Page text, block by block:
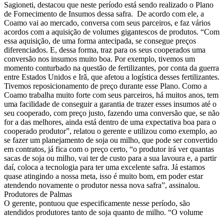
Sagioneti, destacou que neste período está sendo realizado o Plano
de Fornecimento de Insumos dessa safra. De acordo com ele, a
Coamo vai ao mercado, conversa com seus parceiros, e faz vários
acordos com a aquisição de volumes gigantescos de produtos. “Com
essa aquisição, de uma forma antecipada, se consegue preços
diferenciados. E, dessa forma, traz para os seus cooperados uma
conversão nos insumos muito boa. Por exemplo, tivemos um
momento conturbado na questão de fertilizantes, por conta da guerra
entre Estados Unidos e Irã, que afetou a logística desses fertilizantes.
Tivemos reposicionamento de preço durante esse Plano. Como a
Coamo trabalha muito forte com seus parceiros, há muitos anos, tem
uma facilidade de conseguir a garantia de trazer esses insumos até o
seu cooperado, com preço justo, fazendo uma conversão que, se não
for a das melhores, ainda está dentro de uma expectativa boa para o
cooperado produtor”, relatou o gerente e utilizou como exemplo, ao
se fazer um planejamento de soja ou milho, que pode ser convertido
em contratos, já fica com o preço certo, “o produtor irá ver quantas
sacas de soja ou milho, vai ter de custo para a sua lavoura e, a partir
daí, coloca a tecnologia para ter uma excelente safra. Já estamos
quase atingindo a nossa meta, isso é muito bom, em poder estar
atendendo novamente o produtor nessa nova safra”, assinalou.
Produtores de Palmas
O gerente, pontuou que especificamente nesse período, são
atendidos produtores tanto de soja quanto de milho. “O volume